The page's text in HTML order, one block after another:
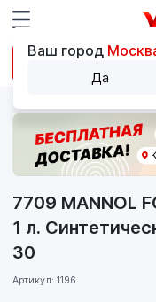
7709 MANNOL
1 л.
30
Артикул: 1196
Ваш город
Да